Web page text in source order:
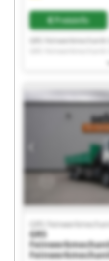
Preisinfo
GRS
GRS
GRS
GRS Feinwerkmechanik
GRS
GRS
GRS
GRS
GRS
GRS